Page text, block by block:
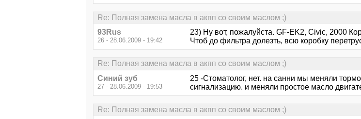
Re: Полная замена масла в акпп со своим маслом ;)
93Rus
26 - 28.06.2009 - 19:42
23) Ну вот, пожалуйста. GF-EK2, Civic, 2000
Чтоб до фильтра долезть, всю коробку
Re: Полная замена масла в акпп со своим маслом ;)
Синий зуб
27 - 28.06.2009 - 19:53
25 -Стоматолог, нет. на санни мы меняли
сигнализацию. и меняли простое масло
Re: Полная замена масла в акпп со своим маслом ;)